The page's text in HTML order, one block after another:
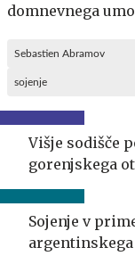
domnevnega
Sebastien Abramov
sojenje
Višje sodišče
gorenjskega
Sojenje v